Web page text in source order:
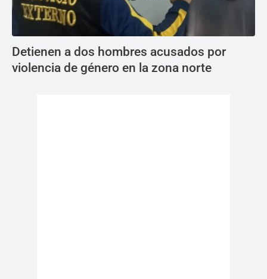
Detienen a dos hombres acusados por
violencia de género en la zona norte